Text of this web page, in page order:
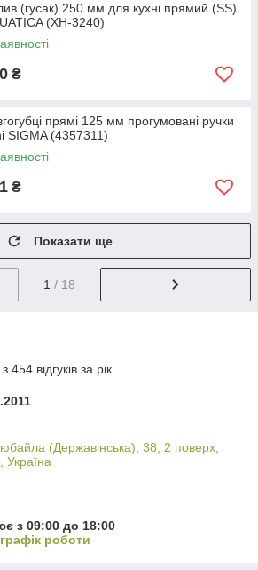
(гусак) 250 мм для кухні прямий (SS)
(XH-3240)
₴
прямі 125 мм прогумовані ручки
SIGMA (4357311)
₴
Показати ще
1 / 18
відгуків за рік
(Державінська), 38, 2 поверх,
Україна
з 09:00 до 18:00
роботи